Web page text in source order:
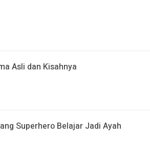
Asli dan Kisahnya
Superhero Belajar Jadi Ayah